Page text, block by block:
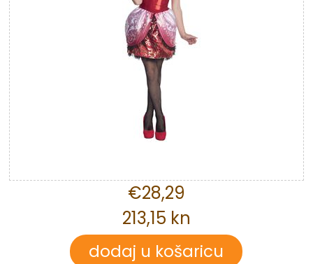
€28,29
213,15 kn